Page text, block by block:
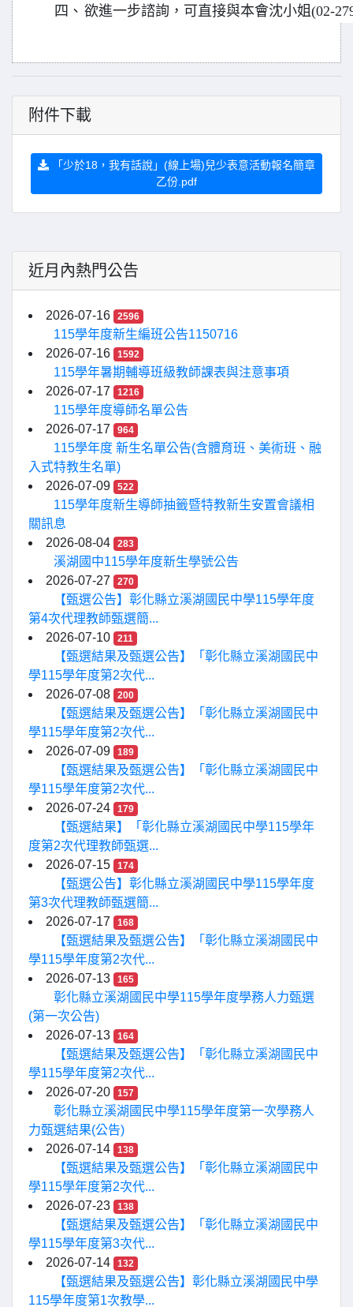
四、 欲進一步諮詢，可直接與本會沈小姐(02-
附件下載
「少於18，我有話說」(線上場)兒少表意活動報名簡章
乙份.pdf
近月內熱門公告
2026-07-16 2596
115學年度新生編班公告1150716
2026-07-16
1592
115學年暑期輔導班級教師課表與注意事項
2026-07-17
1216
115學年度導師名單公告
2026-07-17
964
115學年度 新生名單公告(含體育班、美術班、融
入式特教生名單)
2026-07-09
522
115學年度新生導師抽籤暨特教新生安置會議相
關訊息
2026-08-04
283
溪湖國中115學年度新生學號公告
2026-07-27
270
【甄選公告】彰化縣立溪湖國民中學115學年度
第4次代理教師甄選簡...
2026-07-10
211
【甄選結果及甄選公告】「彰化縣立溪湖國民中
學115學年度第2次代...
2026-07-08
200
【甄選結果及甄選公告】「彰化縣立溪湖國民中
學115學年度第2次代...
2026-07-09
189
【甄選結果及甄選公告】「彰化縣立溪湖國民中
學115學年度第2次代...
2026-07-24
179
【甄選結果】「彰化縣立溪湖國民中學115學年
度第2次代理教師甄選...
2026-07-15
174
【甄選公告】彰化縣立溪湖國民中學115學年度
第3次代理教師甄選簡...
2026-07-17
168
【甄選結果及甄選公告】「彰化縣立溪湖國民中
學115學年度第2次代...
2026-07-13
165
彰化縣立溪湖國民中學115學年度學務人力甄選
(第一次公告)
2026-07-13
164
【甄選結果及甄選公告】「彰化縣立溪湖國民中
學115學年度第2次代...
2026-07-20
157
彰化縣立溪湖國民中學115學年度第一次學務人
力甄選結果(公告)
2026-07-14
138
【甄選結果及甄選公告】「彰化縣立溪湖國民中
學115學年度第2次代...
2026-07-23
138
【甄選結果及甄選公告】「彰化縣立溪湖國民中
學115學年度第3次代...
2026-07-14
132
【甄選結果及甄選公告】彰化縣立溪湖國民中學
115學年度第1次教學...